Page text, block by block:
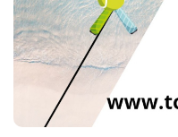
Contatti